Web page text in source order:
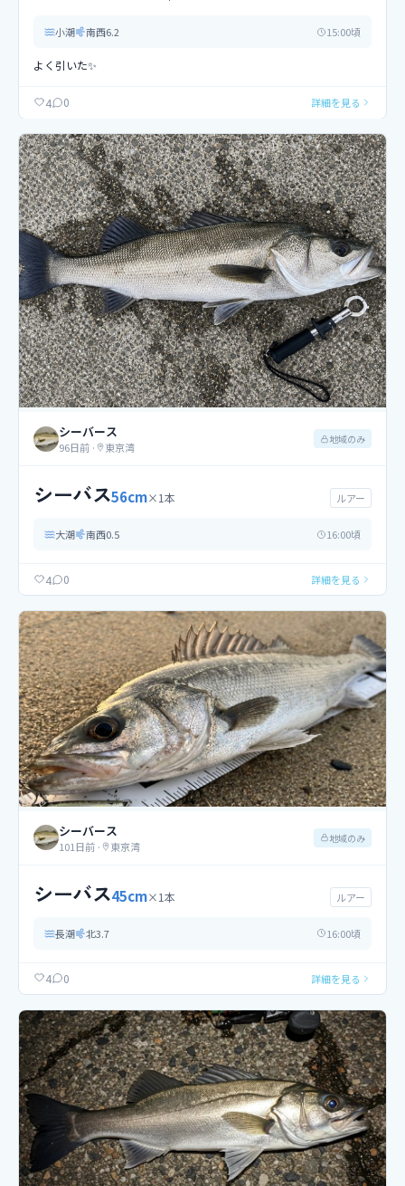
小潮 南西6.2 15:00頃
よく引いた✨
4 0 詳細を見る
シーバース
96日前 · 東京湾
地域のみ
シーバス56cm×1本 ルアー
大潮 南西0.5 16:00頃
4 0 詳細を見る
シーバース
101日前 · 東京湾
地域のみ
シーバス45cm×1本 ルアー
長潮 北3.7 16:00頃
4 0 詳細を見る